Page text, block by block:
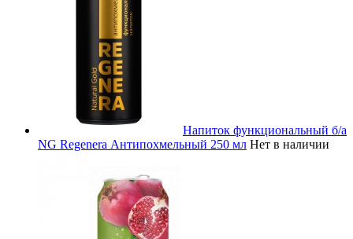
Напиток функциональный б/а
NG Regenera Антипохмельный 250 мл Нет в наличии